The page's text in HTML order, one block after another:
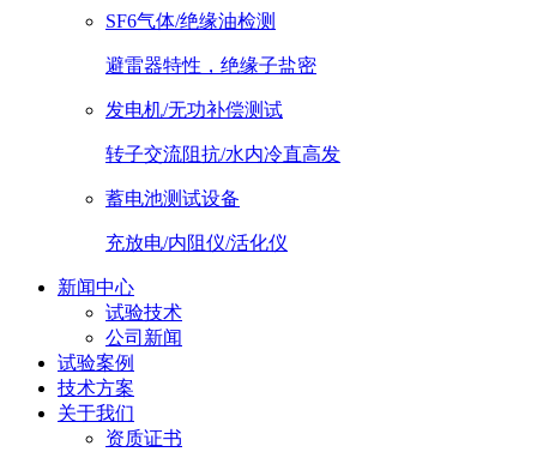
SF6气体/绝缘油检测
避雷器特性，绝缘子盐密
发电机/无功补偿测试
转子交流阻抗/水内冷直高发
蓄电池测试设备
充放电/内阻仪/活化仪
新闻中心
试验技术
公司新闻
试验案例
技术方案
关于我们
资质证书